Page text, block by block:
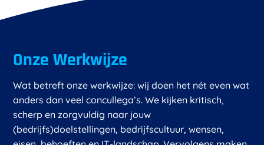
Onze Werkwijze
Wat betreft onze werkwijze: wij doen het nét even wat
anders dan veel concullega’s. We kijken kritisch,
scherp en zorgvuldig naar jouw
(bedrijfs)doelstellingen, bedrijfscultuur, wensen,